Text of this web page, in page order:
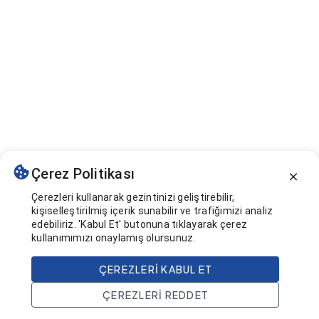
Ana Sayfa Ara Projeler Hesap
Çerez Politikası
Çerezleri kullanarak gezintinizi geliştirebilir,
kişiselleştirilmiş içerik sunabilir ve trafiğimizi analiz
edebiliriz. 'Kabul Et' butonuna tıklayarak çerez
kullanımımızı onaylamış olursunuz.
ÇEREZLERI KABUL ET
ÇEREZLERI REDDET